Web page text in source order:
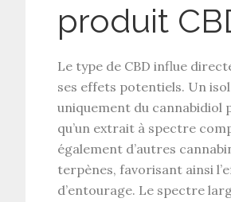
produit
Le type de CBD influe
ses effets potentiels. Un
uniquement du cannabidiol
qu’un extrait à spectre
également d’autres
terpènes, favorisant ainsi l’
d’entourage. Le spectre